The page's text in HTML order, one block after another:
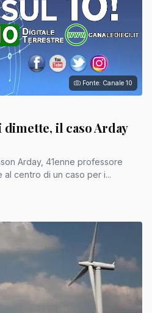
Fonte: Canale 10
il caso Arday
al centro di un caso per i...